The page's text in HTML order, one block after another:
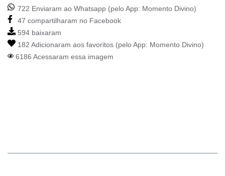
722 Enviaram ao Whatsapp (pelo App: Momento Divino)
47 compartilharam no Facebook
594 baixaram
182 Adicionaram aos favoritos (pelo App: Momento Divino)
6186 Acessaram essa imagem